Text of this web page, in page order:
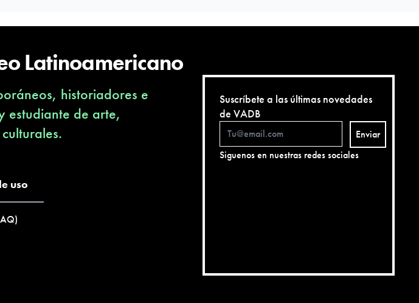
Latinoamericano
historiadores e
estudiante de arte,
uso
Suscríbete a las últimas novedades
de VADB
Enviar
Siguenos en nuestras redes sociales